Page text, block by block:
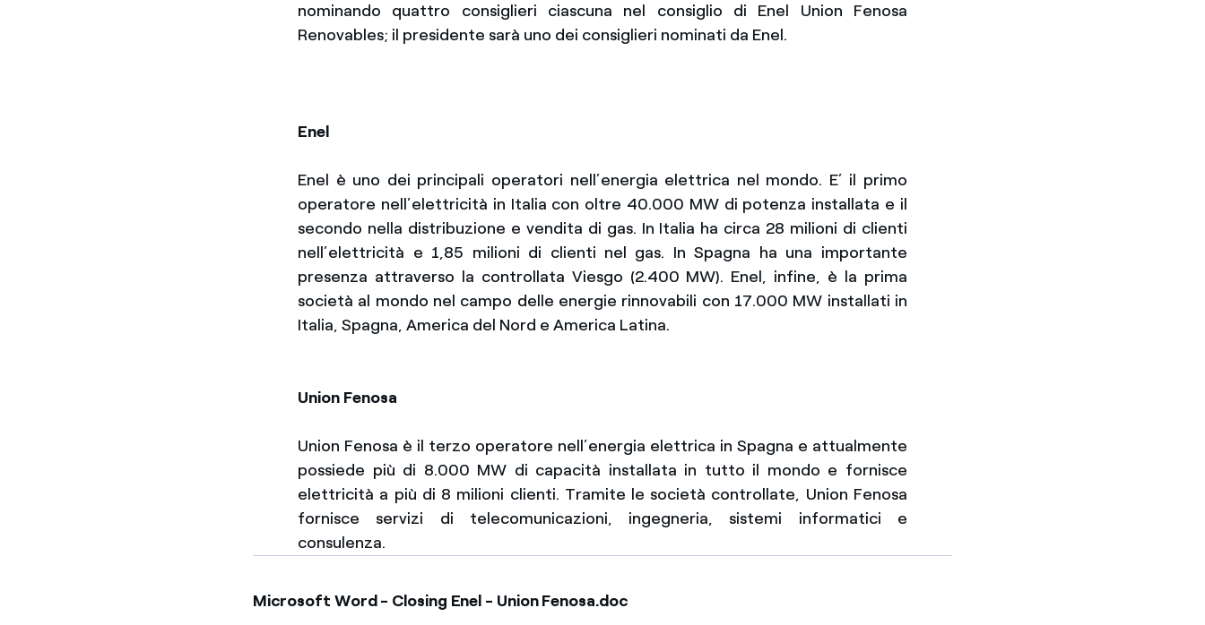
nominando quattro consiglieri ciascuna nel consiglio di Enel Union Fenosa
Renovables; il presidente sarà uno dei consiglieri nominati da Enel.
Enel
Enel è uno dei principali operatori nell’energia elettrica nel mondo. E’ il primo
operatore nell’elettricità in Italia con oltre 40.000 MW di potenza installata e il
secondo nella distribuzione e vendita di gas. In Italia ha circa 28 milioni di clienti
nell’elettricità e 1,85 milioni di clienti nel gas. In Spagna ha una importante
presenza attraverso la controllata Viesgo (2.400 MW). Enel, infine, è la prima
società al mondo nel campo delle energie rinnovabili con 17.000 MW installati in
Italia, Spagna, America del Nord e America Latina.
Union Fenosa
Union Fenosa è il terzo operatore nell’energia elettrica in Spagna e attualmente
possiede più di 8.000 MW di capacità installata in tutto il mondo e fornisce
elettricità a più di 8 milioni clienti. Tramite le società controllate, Union Fenosa
fornisce servizi di telecomunicazioni, ingegneria, sistemi informatici e
consulenza.
Microsoft Word - Closing Enel - Union Fenosa.doc